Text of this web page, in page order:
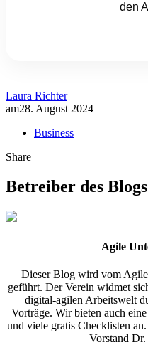
den
Laura Richter
am28. August 2024
Business
Share
Betreiber des Blogs
Agile
Dieser Blog wird vom
geführt. Der Verein widmet
digital-agilen Arbeitswelt
Vorträge. Wir bieten auch
und viele gratis Checklisten
Vorstand